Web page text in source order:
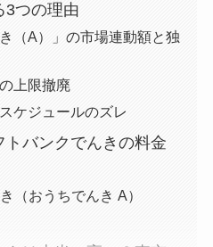
3つの理由
（A）」の市場連動額と独
上限撤廃
ケジュールのズレ
トバンクでんきの料金
（おうちでんき A）